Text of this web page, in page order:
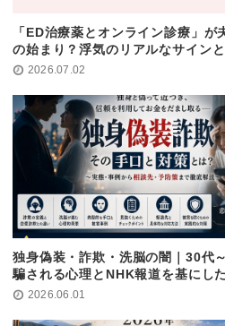
「ED治療薬とオンライン診療」が
の始まり？浮気のリアルなサイン
2026.07.02
独身偽装・詐欺・洗脳の闇｜30代
騙される心理とNHK報道を基にし
2026.06.01